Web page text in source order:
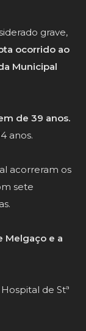
grave,
ocorrido ao
Municipal
de 39 anos.
anos.
acorreram os
sete
Melgaço e a
de Stª